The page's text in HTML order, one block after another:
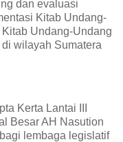
dan evaluasi
Kitab Undang-
Undang-Undang
wilayah Sumatera
Kerta Lantai III
Besar AH Nasution
lembaga legislatif